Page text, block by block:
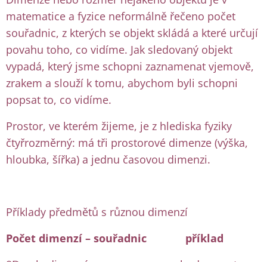
matematice a fyzice neformálně řečeno počet
souřadnic, z kterých se objekt skládá a které určují
povahu toho, co vidíme. Jak sledovaný objekt
vypadá, který jsme schopni zaznamenat vjemově,
zrakem a slouží k tomu, abychom byli schopni
popsat to, co vidíme.
Prostor, ve kterém žijeme, je z hlediska fyziky
čtyřrozměrný: má tři prostorové dimenze (výška,
hloubka, šířka) a jednu časovou dimenzi.
Příklady předmětů s různou dimenzí
Počet dimenzí – souřadnic příklad